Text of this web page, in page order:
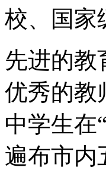
校、国家
先进的教
优秀的教
中学生在
遍布市内